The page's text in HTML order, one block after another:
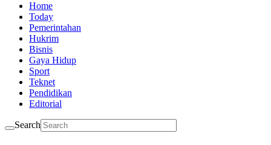
Home
Today
Pemerintahan
Hukrim
Bisnis
Gaya Hidup
Sport
Teknet
Pendidikan
Editorial
Search